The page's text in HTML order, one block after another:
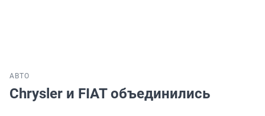
АВТО
Chrysler и FIAT объединились